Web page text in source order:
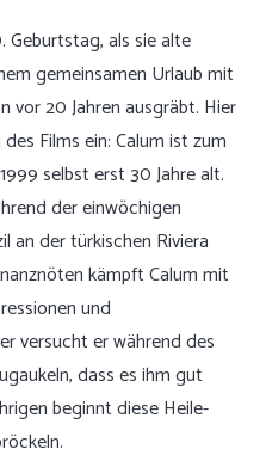
Geburtstag, als sie alte
gemeinsamen Urlaub mit
vor 20 Jahren ausgräbt. Hier
Films ein: Calum ist zum
selbst erst 30 Jahre alt.
der einwöchigen
an der türkischen Riviera
kämpft Calum mit
und
versucht er während des
dass es ihm gut
beginnt diese Heile-